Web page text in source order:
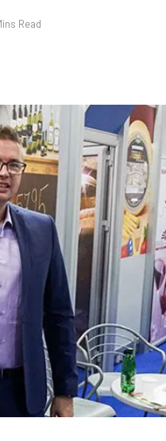
Read